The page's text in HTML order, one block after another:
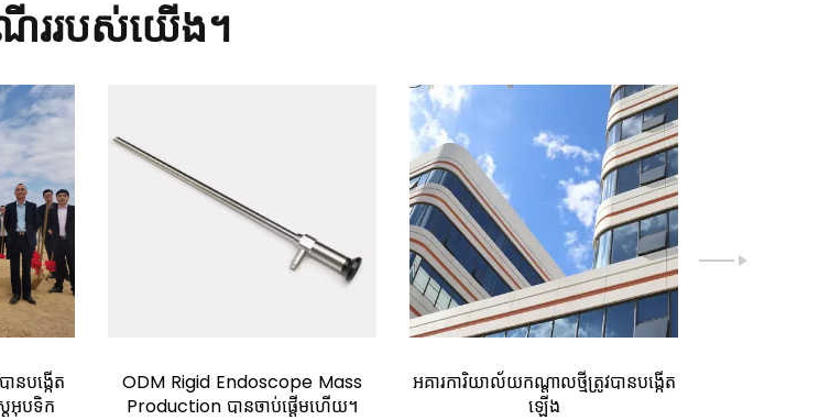
ររបស់យើង។
នបង្កើត
រអុបទិក
ODM Rigid Endoscope Mass
Production បានចាប់ផ្តើមហើយ។
អគារការិយាល័យកណ្តាលថ្មីត្រូវបានបង្កើត
ឡើង